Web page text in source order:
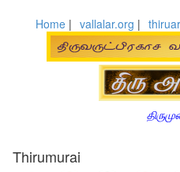
Home | vallalar.org |
Thirumurai